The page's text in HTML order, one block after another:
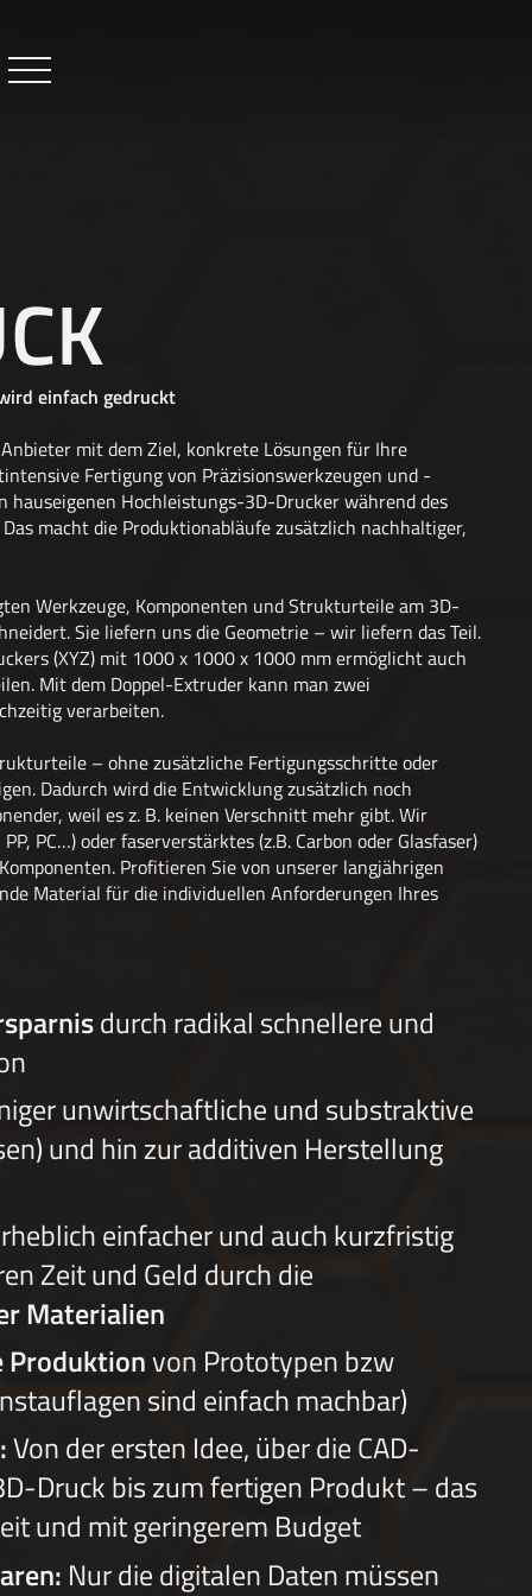
einfach gedruckt
mit dem Ziel, konkrete Lösungen für Ihre
Fertigung von Präzisionswerkzeugen und -
hauseigenen Hochleistungs-3D-Drucker während des
macht die Produktionabläufe zusätzlich nachhaltiger,
Werkzeuge, Komponenten und Strukturteile am 3D-
Sie liefern uns die Geometrie – wir liefern das Teil.
(XYZ) mit 1000 x 1000 x 1000 mm ermöglicht auch
Mit dem Doppel-Extruder kann man zwei
verarbeiten.
– ohne zusätzliche Fertigungsschritte oder
Dadurch wird die Entwicklung zusätzlich noch
weil es z. B. keinen Verschnitt mehr gibt. Wir
PC…) oder faserverstärktes (z.B. Carbon oder Glasfaser)
Profitieren Sie von unserer langjährigen
Material für die individuellen Anforderungen Ihres
durch radikal schnellere und
unwirtschaftliche und substraktive
und hin zur additiven Herstellung
einfacher und auch kurzfristig
Zeit und Geld durch die
Materialien
von Prototypen bzw
sind einfach machbar)
Von der ersten Idee, über die CAD-
Druck bis zum fertigen Produkt – das
und mit geringerem Budget
Nur die digitalen Daten müssen